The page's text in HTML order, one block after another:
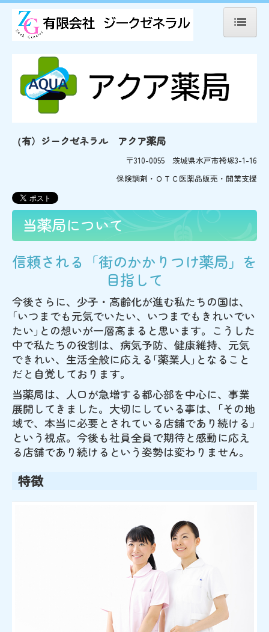
会社概要
店舗案内
県央（水戸・茨城町）
当薬局について
お薬についてのQ＆A
（有）ジークゼネラル アクア薬局
〒310-0055 茨城県水戸市袴塚3-1-16
保険調剤・ＯＴＣ医薬品販売・開業支援
当薬局について
信頼される「街のかかりつけ薬局」を
目指して
今後さらに、少子・高齢化が進む私たちの国は、
｢いつまでも元気でいたい、いつまでもきれいでい
たい｣との想いが一層高まると思います。こうした
中で私たちの役割は、病気予防、健康維持、元気
できれい、生活全般に応える｢薬業人｣となること
だと自覚しております。
当薬局は、人口が急増する都心部を中心に、事業
展開してきました。大切にしている事は、｢その地
域で、本当に必要とされている店舗であり続ける｣
という視点。今後も社員全員で期待と感動に応え
る店舗であり続けるという姿勢は変わりません。
特徴